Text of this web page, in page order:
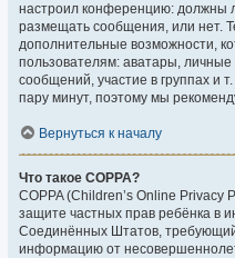
настроил конференцию: должны
размещать сообщения, или нет.
дополнительные возможности,
пользователям: аватары,
сообщений, участие в группах и
пару минут, поэтому мы
Вернуться к началу
Что такое COPPA?
COPPA (Children’s Online Privacy
защите частных прав ребёнка в
Соединённых Штатов, требующий
информацию от